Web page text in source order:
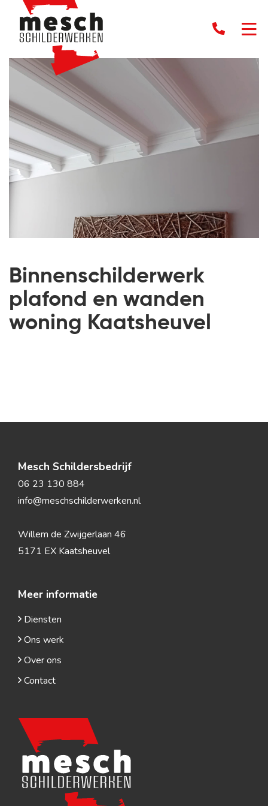
Binnenschilderwerk
plafond en wanden
woning Kaatsheuvel
Mesch Schildersbedrijf
06 23 130 884
info@meschschilderwerken.nl
Willem de Zwijgerlaan 46
5171 EX Kaatsheuvel
Meer informatie
Diensten
Ons werk
Over ons
Contact